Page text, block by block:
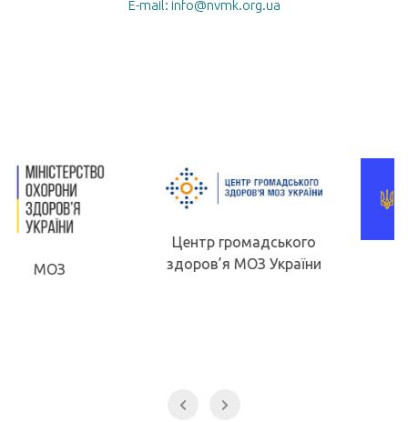
E-mail: info@nvmk.org.ua
Центр громадського
здоров’я МОЗ України
МОН